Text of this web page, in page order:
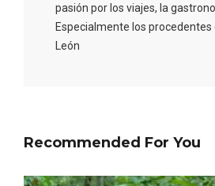
pasión por los viajes, la
Especialmente los procedentes
León
Recommended For You
IGP Morcilla de Burgos
Salón Gourmet 2026